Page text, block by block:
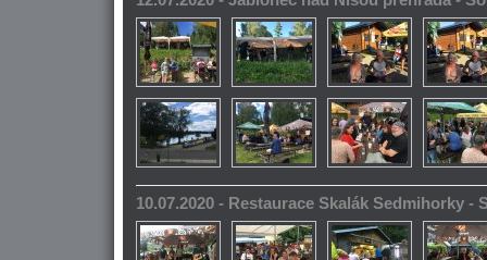
10.07.2020 - Restaurace Skalák Sedmihorky -